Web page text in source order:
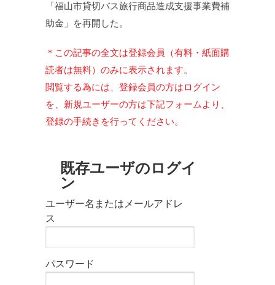
「福山市貸切バス旅行商品造成支援事業費補
助金」を再開した。
＊この記事の全文は登録会員（有料・紙面購
読者は無料）のみに表示されます。
閲覧する為には、登録会員の方はログイン
を、新規ユーザーの方は下記フォームより、
登録の手続きを行ってください。
既存ユーザのログイ
ン
ユーザー名またはメールアドレ
ス
パスワード